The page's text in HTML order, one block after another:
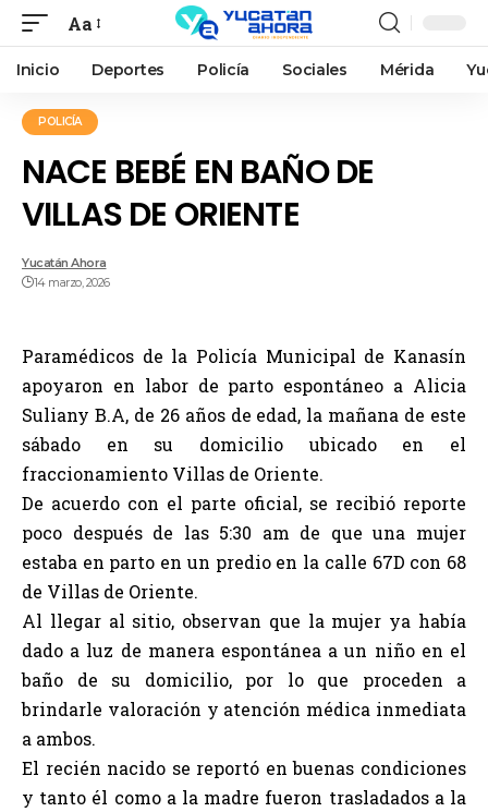
Aa
Inicio Deportes Policía Sociales Mérida
POLICÍA
NACE BEBÉ EN BAÑO DE
VILLAS DE ORIENTE
Yucatán Ahora
14 marzo, 2026
Paramédicos de la Policía Municipal de Kanasín
apoyaron en labor de parto espontáneo a Alicia
Suliany B.A, de 26 años de edad, la mañana de este
sábado en su domicilio ubicado en el
fraccionamiento Villas de Oriente.
De acuerdo con el parte oficial, se recibió reporte
poco después de las 5:30 am de que una mujer
estaba en parto en un predio en la calle 67D con 68
de Villas de Oriente.
Al llegar al sitio, observan que la mujer ya había
dado a luz de manera espontánea a un niño en el
baño de su domicilio, por lo que proceden a
brindarle valoración y atención médica inmediata
a ambos.
El recién nacido se reportó en buenas condiciones
y tanto él como a la madre fueron trasladados a la